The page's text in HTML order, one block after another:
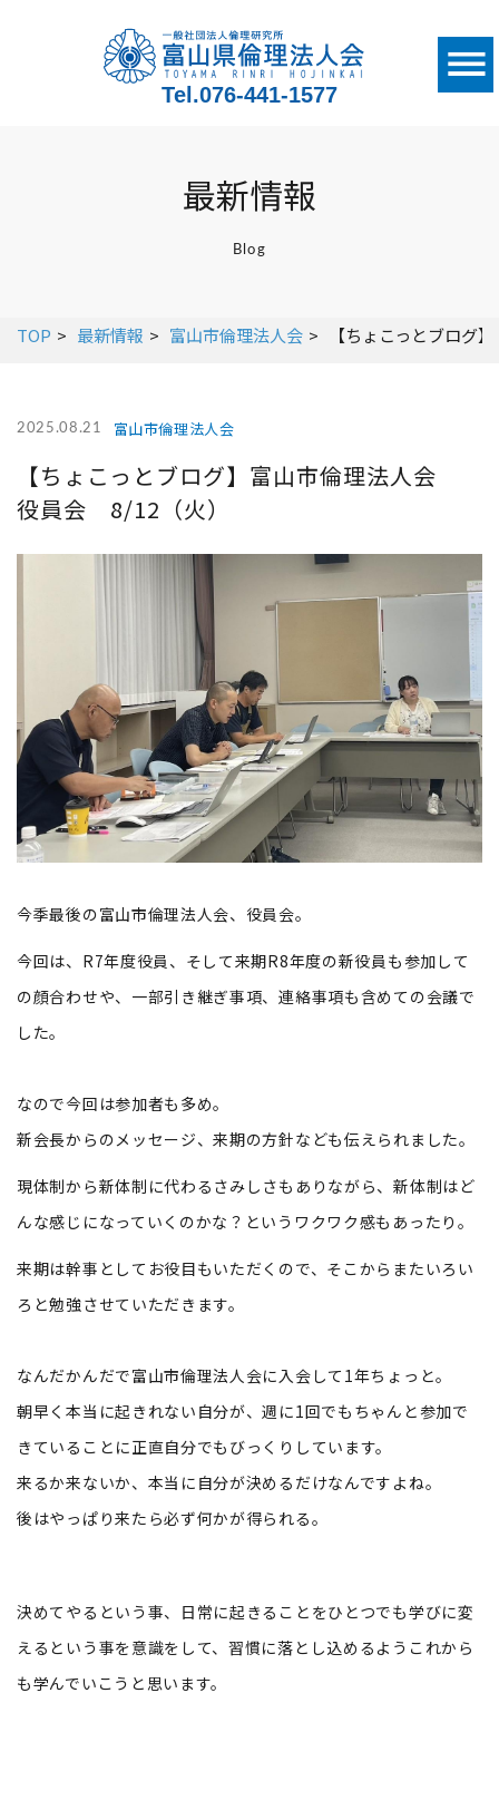
Tel.076-441-1577
最新情報
Blog
TOP 最新情報 富山市倫理法人会 【ちょこっとブロ
2025.08.21 富山市倫理法人会
【ちょこっとブログ】富山市倫理法人会
役員会 8/12（火）
今季最後の富山市倫理法人会、役員会。
今回は、R7年度役員、そして来期R8年度の新役員も参加して
の顔合わせや、一部引き継ぎ事項、連絡事項も含めての会議で
した。
なので今回は参加者も多め。
新会長からのメッセージ、来期の方針なども伝えられました。
現体制から新体制に代わるさみしさもありながら、新体制はど
んな感じになっていくのかな？というワクワク感もあったり。
来期は幹事としてお役目もいただくので、そこからまたいろい
ろと勉強させていただきます。
なんだかんだで富山市倫理法人会に入会して1年ちょっと。
朝早く本当に起きれない自分が、週に1回でもちゃんと参加で
きていることに正直自分でもびっくりしています。
来るか来ないか、本当に自分が決めるだけなんですよね。
後はやっぱり来たら必ず何かが得られる。
決めてやるという事、日常に起きることをひとつでも学びに変
えるという事を意識をして、習慣に落とし込めるようこれから
も学んでいこうと思います。